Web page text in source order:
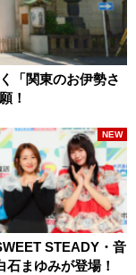
「関東のお伊勢さ
！
STEADY・音
石まゆみが登場！
NEW